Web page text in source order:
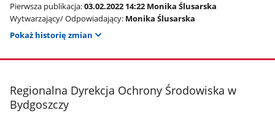
Pierwsza publikacja:03.02.2022 14:22 Monika Ślusarska
Wytwarzający/ Odpowiadający: Monika Ślusarska
Pokaż historię zmian
stopka
Regionalna Dyrekcja Ochrony Środowiska w
Bydgoszczy